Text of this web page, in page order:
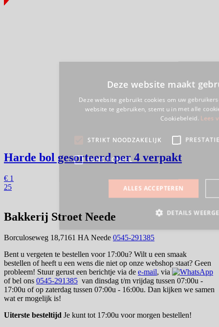
Harde bol gesorteerd per 4 verpakt
€ 1
25
Bakkerij Stroet Neede
Borculoseweg 18,7161 HA Neede 0545-291385
Bent u vergeten te bestellen voor 17:00u? Wilt u een smaak
bestellen of heeft u een wens die niet op onze webshop staat? Geen
probleem! Stuur gerust een berichtje via de e-mail, via
of bel ons 0545-291385 van dinsdag t/m vrijdag tussen 07:00u -
17:00u of op zaterdag tussen 07:00u - 16:00u. Dan kijken we samen
wat er mogelijk is!
Uiterste besteltijd Je kunt tot 17:00u voor morgen bestellen!